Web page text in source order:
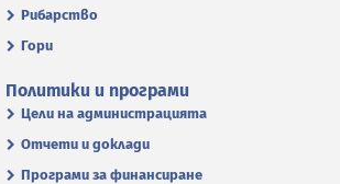
Рибарство
Гори
Политики и програми
Цели на администрацията
Отчети и доклади
Програми за финансиране